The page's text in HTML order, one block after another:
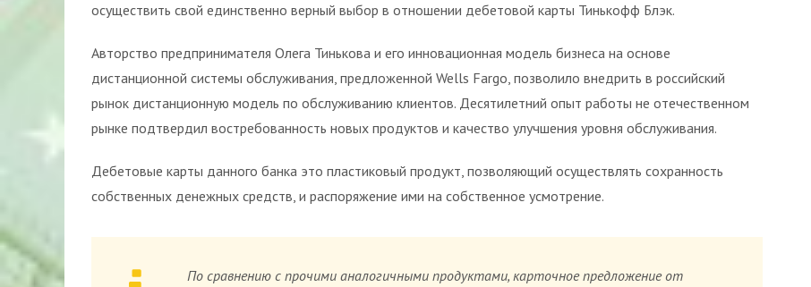
осуществить свой единственно верный выбор в отношении дебетовой карты Тинькофф Блэк.
Авторство предпринимателя Олега Тинькова и его инновационная модель бизнеса на основе
дистанционной системы обслуживания, предложенной Wells Fargo, позволило внедрить в российский
рынок дистанционную модель по обслуживанию клиентов. Десятилетний опыт работы не отечественном
рынке подтвердил востребованность новых продуктов и качество улучшения уровня обслуживания.
Дебетовые карты данного банка это пластиковый продукт, позволяющий осуществлять сохранность
собственных денежных средств, и распоряжение ими на собственное усмотрение.
По сравнению с прочими аналогичными продуктами, карточное предложение от